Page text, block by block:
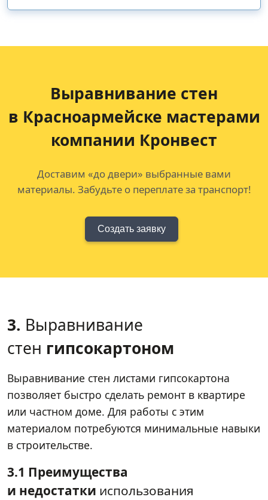
Выравнивание стен
в Красноармейске мастерами
компании Кронвест
Доставим «до двери» выбранные вами
материалы. Забудьте о переплате за транспорт!
Создать заявку
3. Выравнивание
стен гипсокартоном
Выравнивание стен листами гипсокартона
позволяет быстро сделать ремонт в квартире
или частном доме. Для работы с этим
материалом потребуются минимальные навыки
в строительстве.
3.1 Преимущества
и недостатки использования